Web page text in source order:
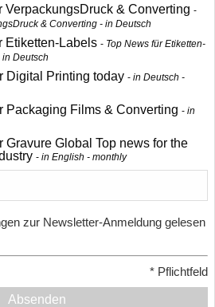
VerpackungsDruck & Converting
& Converting - in Deutsch
Etiketten-Labels
Top News für Etiketten-
Deutsch
Digital Printing today
in Deutsch -
Packaging Films & Converting
in
Gravure Global Top news for the
in English - monthly
zur Newsletter-Anmeldung gelesen
* Pflichtfeld
Absenden